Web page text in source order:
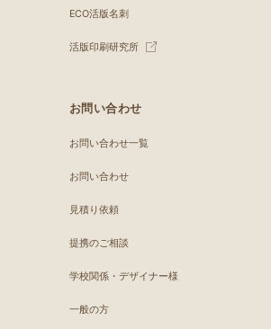
ECO活版名刺
活版印刷研究所
お問い合わせ
お問い合わせ一覧
お問い合わせ
見積り依頼
提携のご相談
学校関係・デザイナー様
一般の方